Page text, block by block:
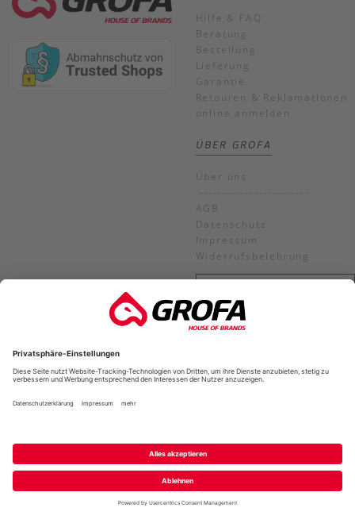
Hilfe & FAQ
Beratung
Bestellung
Lieferung
Garantie
Retouren & Reklamationen
online anmelden
ÜBER GROFA
Über uns
------------------------
AGB
Datenschutz
Impressum
Widerrufsbelehrung
ZAHLUNGSARTEN
Zahlungsarten
VERSANDART
ONLINE SHOP KUNDENDIENST:
+49 (0)6434/2008-890